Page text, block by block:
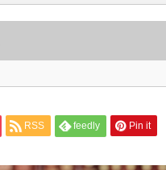
RSS feedly Pin it